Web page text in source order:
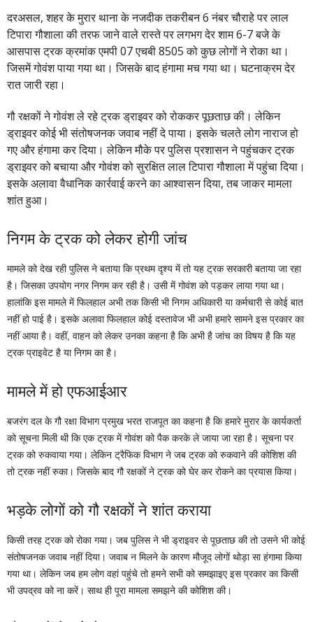
दरअसल, शहर के मुरार थाना के नजदीक तकरीबन 6 नंबर चौराहे पर लाल
टिपारा गौशाला की तरफ जाने वाले रास्ते पर लगभग देर शाम 6-7 बजे के
आसपास ट्रक क्रमांक एमपी 07 एचबी 8505 को कुछ लोगों ने रोका था।
जिसमें गोवंश पाया गया था। जिसके बाद हंगामा मच गया था। घटनाक्रम देर
रात जारी रहा।
गौ रक्षकों ने गोवंश ले रहे ट्रक ड्राइवर को रोककर पूछताछ की। लेकिन
ड्राइवर कोई भी संतोषजनक जवाब नहीं दे पाया। इसके चलते लोग नाराज हो
गए और हंगामा कर दिया। लेकिन मौके पर पुलिस प्रशासन ने पहुंचकर ट्रक
ड्राइवर को बचाया और गोवंश को सुरक्षित लाल टिपारा गौशाला में पहुंचा दिया।
इसके अलावा वैधानिक कार्रवाई करने का आश्वासन दिया, तब जाकर मामला
शांत हुआ।
निगम के ट्रक को लेकर होगी जांच
मामले को देख रही पुलिस ने बताया कि प्रथम दृश्य में तो यह ट्रक सरकारी बताया जा रहा
है। जिसका उपयोग नगर निगम कर रही है। उसी में गोवंश को पड़कर लाया गया था।
हालांकि इस मामले में फिलहाल अभी तक किसी भी निगम अधिकारी या कर्मचारी से कोई बात
नहीं हो पाई है। इसके अलावा फिलहाल कोई दस्तावेज भी अभी हमारे सामने इस प्रकार का
नहीं आया है। वहीं, वाहन को लेकर उनका कहना है कि अभी है जांच का विषय है कि यह
ट्रक प्राइवेट है या निगम का है।
मामले में हो एफआईआर
बजरंग दल के गौ रक्षा विभाग प्रमुख भरत राजपूत का कहना है कि हमारे मुरार के कार्यकर्ता
को सूचना मिली थी कि एक ट्रक में गोवंश को पैक करके ले जाया जा रहा है। सूचना पर
ट्रक को रुकवाया गया। लेकिन ट्रैफिक विभाग ने जब ट्रक को रुकवाने की कोशिश की
तो ट्रक नहीं रुका। जिसके बाद गौ रक्षकों ने ट्रक को घेर कर रोकने का प्रयास किया।
भड़के लोगों को गौ रक्षकों ने शांत कराया
किसी तरह ट्रक को रोका गया। जब पुलिस ने भी ड्राइवर से पूछताछ की तो उसने भी कोई
संतोषजनक जवाब नहीं दिया। जवाब न मिलने के कारण मौजूद लोगों थोड़ा सा हंगामा किया
गया था। लेकिन जब हम लोग वहां पहुंचे तो हमने सभी को समझाइए इस प्रकार का किसी
भी उपद्रव को ना करें। साथ ही पूरा मामला समझने की कोशिश की।